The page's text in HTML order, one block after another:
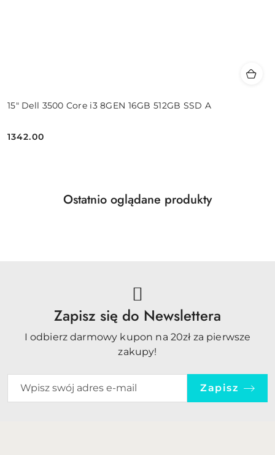
15" Dell 3500 Core i3 8GEN 16GB 512GB SSD A
Cena:
1342.00
Pomiń karuzelę produktów
Produkty
Ostatnio oglądane produkty
Zapisz się do Newslettera
I odbierz darmowy kupon na 20zł za pierwsze
zakupy!
Zapisz